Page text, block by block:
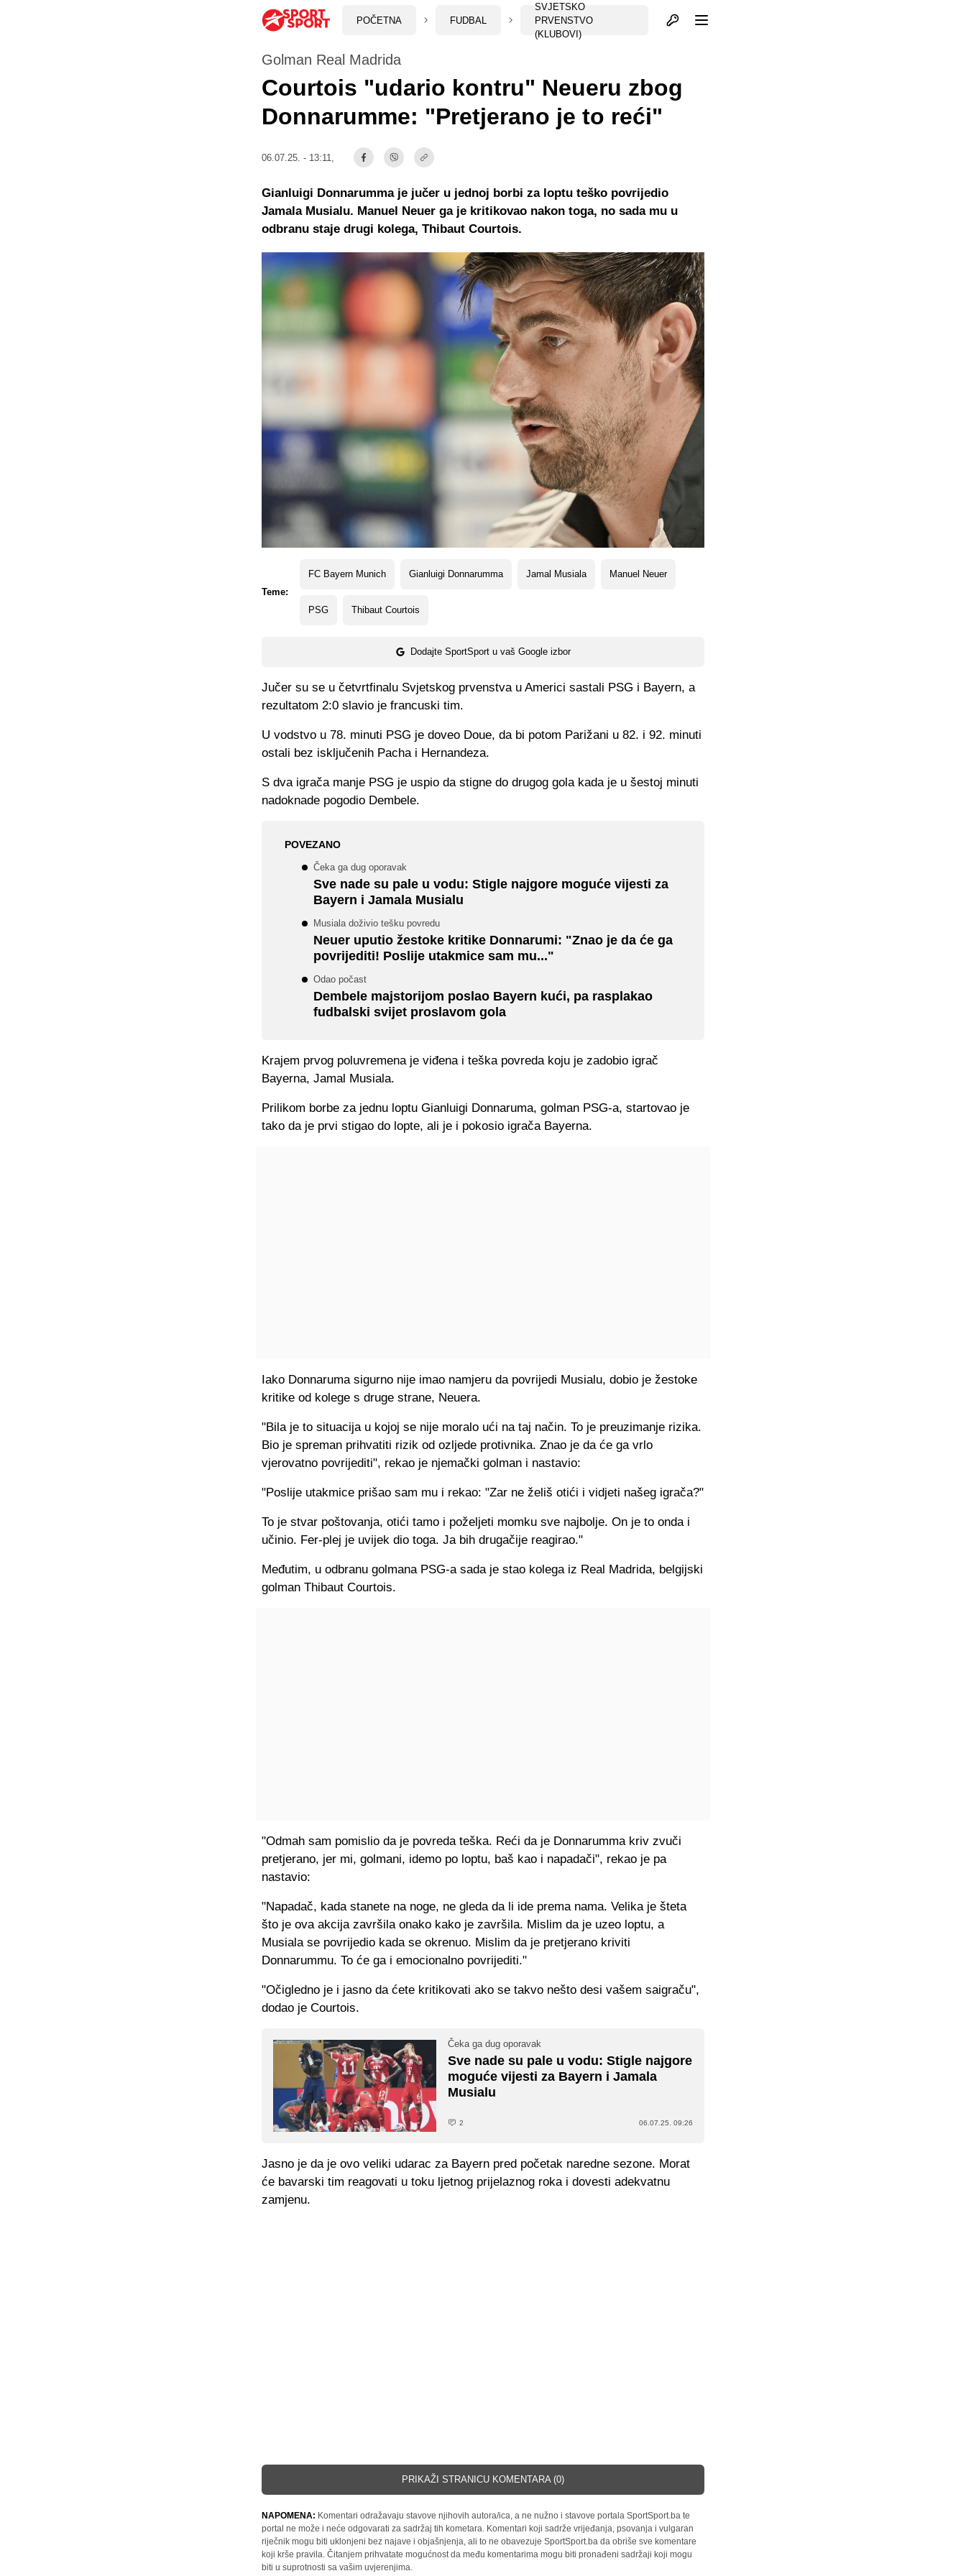
POČETNA FUDBAL
SVJETSKO
PRVENSTVO
(KLUBOVI)
Otvori profil
Golman Real Madrida
Courtois "udario kontru" Neueru zbog
Donnarumme: "Pretjerano je to reći"
06.07.25. - 13:11,
Teme:
FC Bayern Munich Gianluigi Donnarumma Jamal Musiala Manuel Neuer
PSG Thibaut Courtois
Dodajte SportSport u vaš Google izbor
Gianluigi Donnarumma je jučer u jednoj borbi za loptu teško povrijedio
Jamala Musialu. Manuel Neuer ga je kritikovao nakon toga, no sada mu u
odbranu staje drugi kolega, Thibaut Courtois.
Jučer su se u četvrtfinalu Svjetskog prvenstva u Americi sastali PSG i Bayern, a
rezultatom 2:0 slavio je francuski tim.
U vodstvo u 78. minuti PSG je doveo Doue, da bi potom Parižani u 82. i 92. minuti
ostali bez isključenih Pacha i Hernandeza.
S dva igrača manje PSG je uspio da stigne do drugog gola kada je u šestoj minuti
nadoknade pogodio Dembele.
POVEZANO
Čeka ga dug oporavak
Sve nade su pale u vodu: Stigle najgore moguće vijesti za
Bayern i Jamala Musialu
Musiala doživio tešku povredu
Neuer uputio žestoke kritike Donnarumi: "Znao je da će ga
povrijediti! Poslije utakmice sam mu..."
Odao počast
Dembele majstorijom poslao Bayern kući, pa rasplakao
fudbalski svijet proslavom gola
Krajem prvog poluvremena je viđena i teška povreda koju je zadobio igrač
Bayerna, Jamal Musiala.
Prilikom borbe za jednu loptu Gianluigi Donnaruma, golman PSG-a, startovao je
tako da je prvi stigao do lopte, ali je i pokosio igrača Bayerna.
Iako Donnaruma sigurno nije imao namjeru da povrijedi Musialu, dobio je žestoke
kritike od kolege s druge strane, Neuera.
"Bila je to situacija u kojoj se nije moralo ući na taj način. To je preuzimanje rizika.
Bio je spreman prihvatiti rizik od ozljede protivnika. Znao je da će ga vrlo
vjerovatno povrijediti", rekao je njemački golman i nastavio:
"Poslije utakmice prišao sam mu i rekao: "Zar ne želiš otići i vidjeti našeg igrača?"
To je stvar poštovanja, otići tamo i poželjeti momku sve najbolje. On je to onda i
učinio. Fer-plej je uvijek dio toga. Ja bih drugačije reagirao."
Međutim, u odbranu golmana PSG-a sada je stao kolega iz Real Madrida, belgijski
golman Thibaut Courtois.
"Odmah sam pomislio da je povreda teška. Reći da je Donnarumma kriv zvuči
pretjerano, jer mi, golmani, idemo po loptu, baš kao i napadači", rekao je pa
nastavio:
"Napadač, kada stanete na noge, ne gleda da li ide prema nama. Velika je šteta
što je ova akcija završila onako kako je završila. Mislim da je uzeo loptu, a
Musiala se povrijedio kada se okrenuo. Mislim da je pretjerano kriviti
Donnarummu. To će ga i emocionalno povrijediti."
"Očigledno je i jasno da ćete kritikovati ako se takvo nešto desi vašem saigraču",
dodao je Courtois.
Čeka ga dug oporavak
Sve nade su pale u vodu: Stigle najgore
moguće vijesti za Bayern i Jamala
Musialu
2 06.07.25. 09:26
Jasno je da je ovo veliki udarac za Bayern pred početak naredne sezone. Morat
će bavarski tim reagovati u toku ljetnog prijelaznog roka i dovesti adekvatnu
zamjenu.
PRIKAŽI STRANICU KOMENTARA (0)
NAPOMENA: Komentari odražavaju stavove njihovih autora/ica, a ne nužno i stavove portala SportSport.ba te
portal ne može i neće odgovarati za sadržaj tih kometara. Komentari koji sadrže vrijeđanja, psovanja i vulgaran
riječnik mogu biti uklonjeni bez najave i objašnjenja, ali to ne obavezuje SportSport.ba da obriše sve komentare
koji krše pravila. Čitanjem prihvatate mogućnost da među komentarima mogu biti pronađeni sadržaji koji mogu
biti u suprotnosti sa vašim uvjerenjima.